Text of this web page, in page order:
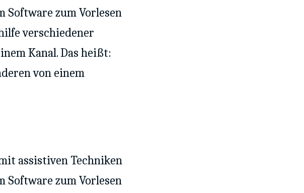
Software zum Vorlesen
verschiedener
Kanal. Das heißt:
von einem
assistiven Techniken
Software zum Vorlesen